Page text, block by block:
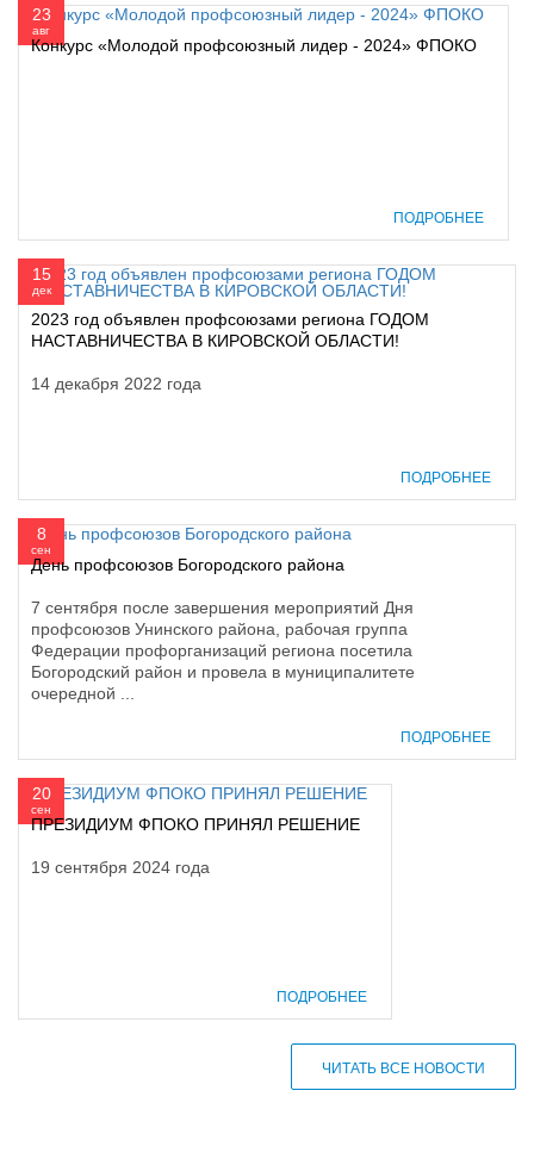
23
авг
Конкурс «Молодой профсоюзный лидер - 2024» ФПОКО
ПОДРОБНЕЕ
15
дек
2023 год объявлен профсоюзами региона ГОДОМ
НАСТАВНИЧЕСТВА В КИРОВСКОЙ ОБЛАСТИ!
14 декабря 2022 года
ПОДРОБНЕЕ
8
сен
День профсоюзов Богородского района
7 сентября после завершения мероприятий Дня
профсоюзов Унинского района, рабочая группа
Федерации профорганизаций региона посетила
Богородский район и провела в муниципалитете
очередной ...
ПОДРОБНЕЕ
20
сен
ПРЕЗИДИУМ ФПОКО ПРИНЯЛ РЕШЕНИЕ
19 сентября 2024 года
ПОДРОБНЕЕ
ЧИТАТЬ ВСЕ НОВОСТИ